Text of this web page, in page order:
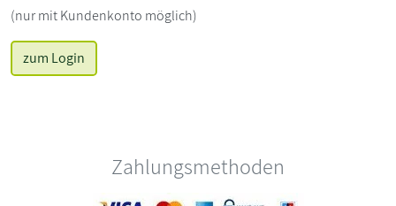
(nur mit Kundenkonto möglich)
zum Login
Zahlungsmethoden